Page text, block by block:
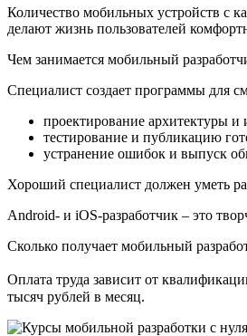
Количество мобильных устройств с
делают жизнь пользователей
Чем занимается мобильный
Специалист создает программы для
проектирование архитектуры и
тестирование и публикацию
устранение ошибок и выпуск
Хороший специалист должен уметь
Android- и iOS-разработчик – это
Сколько получает мобильный
Оплата труда зависит от
тысяч рублей в месяц.